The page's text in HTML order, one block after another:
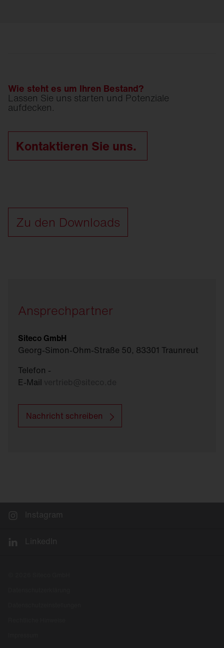
Wie steht es um Ihren Bestand?
Lassen Sie uns starten und Potenziale
aufdecken.
Kontaktieren Sie uns.
Zu den Downloads
Ansprechpartner
Siteco GmbH
Georg-Simon-Ohm-Straße 50, 83301 Traunreut
Telefon -
E-Mail
Nachricht schreiben
Instagram
LinkedIn